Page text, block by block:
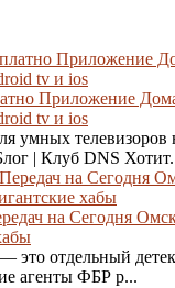
Приложение
tv и ios
умных телевизоров
| Клуб DNS
на Сегодня
это отдельный
агенты ФБР р...